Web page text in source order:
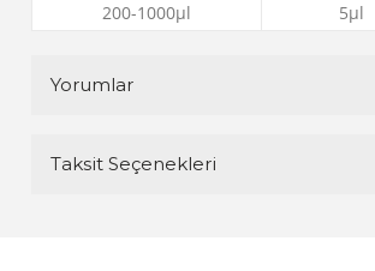
200-1000μl 5μl
Yorumlar
Bu ürüne ilk yorumu siz yapın!
Taksit Seçenekleri